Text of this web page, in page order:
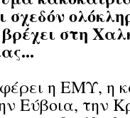
σχεδόν
στη
η ΕΜΥ, η
Εύβοια, την